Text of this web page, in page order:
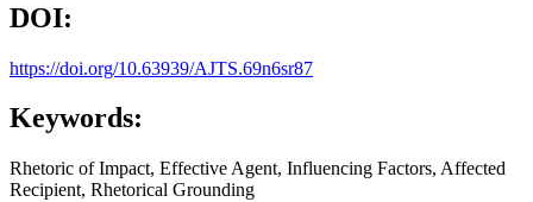
DOI:
https://doi.org/10.63939/AJTS.69n6sr87
Keywords:
Rhetoric of Impact, Effective Agent, Influencing Factors, Affected
Recipient, Rhetorical Grounding